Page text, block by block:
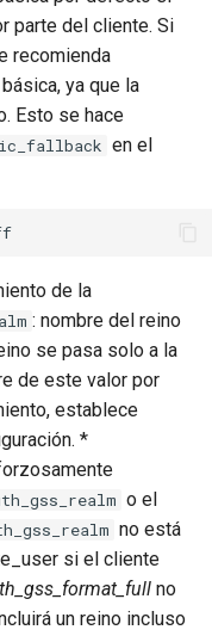
parte del cliente. Si
recomienda
ya que la
Esto se hace
en el
de la
: nombre del reino
se pasa solo a la
de este valor por
establece
*
o el
no está
si el cliente
no
un reino incluso